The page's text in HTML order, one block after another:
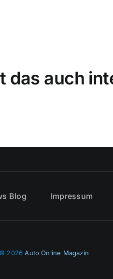
das auch
Blog Impressum
© 2026Auto Online Magazin